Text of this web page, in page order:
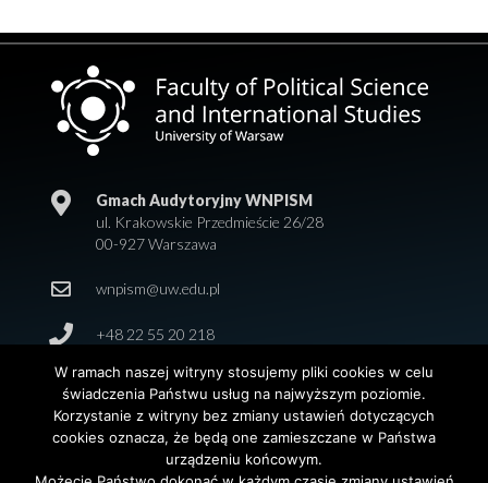
Gmach Audytoryjny WNPISM
ul. Krakowskie Przedmieście 26/28
00-927 Warszawa
wnpism@uw.edu.pl
+48 22 55 20 218
W ramach naszej witryny stosujemy pliki cookies w celu
świadczenia Państwu usług na najwyższym poziomie.
Korzystanie z witryny bez zmiany ustawień dotyczących
cookies oznacza, że będą one zamieszczane w Państwa
urządzeniu końcowym.